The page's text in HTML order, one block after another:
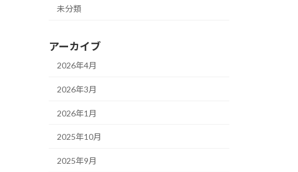
未分類
アーカイブ
2026年4月
2026年3月
2026年1月
2025年10月
2025年9月